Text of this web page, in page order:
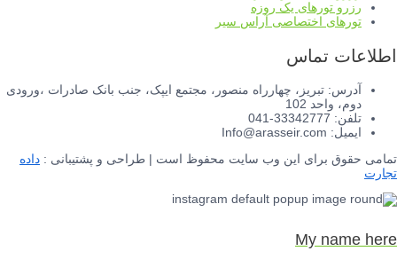
رزرو تورهای یک روزه
تورهای اختصاصی آراس سیر
اطلاعات تماس
آدرس: تبریز، چهارراه منصور، مجتمع ایپک، جنب بانک صادرات ،ورودی
دوم، واحد 102
تلفن: 33342777-041
ایمیل: Info@arasseir.com
تمامی حقوق برای این وب سایت محفوظ است | طراحی و پشتیبانی : داده
تجارت
My name here